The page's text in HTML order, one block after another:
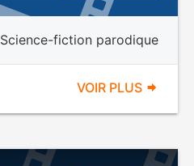
Science-fiction parodique
VOIR PLUS